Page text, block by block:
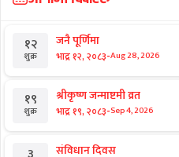
१२
शुक्र
जनै पूर्णिमा
भाद्र १२, २०८३-Aug 28, 2026
१९
शुक्र
श्रीकृष्ण जन्माष्टमी व्रत
भाद्र १९, २०८३-Sep 4, 2026
संविधान दिवस